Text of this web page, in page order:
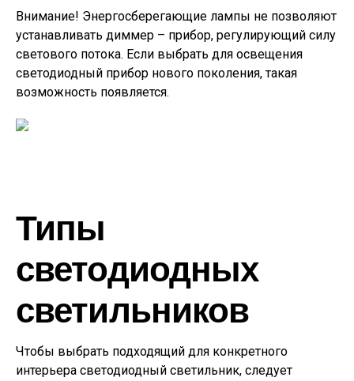
Внимание! Энергосберегающие лампы не позволяют
устанавливать диммер – прибор, регулирующий силу
светового потока. Если выбрать для освещения
светодиодный прибор нового поколения, такая
возможность появляется.
Типы
светодиодных
светильников
Чтобы выбрать подходящий для конкретного
интерьера светодиодный светильник, следует